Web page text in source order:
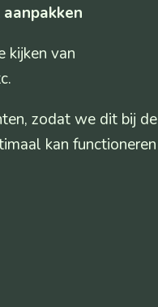
aanpakken
kijken van
zodat we dit bij de
kan functioneren